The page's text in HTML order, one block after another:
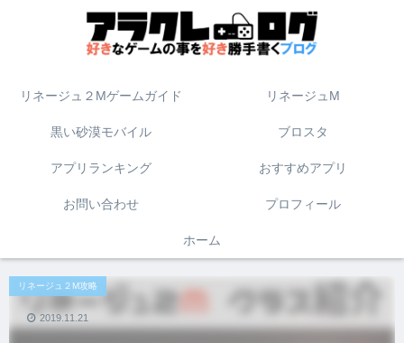
リネージュ２Mゲームガイド リネージュM
黒い砂漠モバイル ブロスタ
アプリランキング おすすめアプリ
お問い合わせ プロフィール
ホーム
リネージュ２M攻略
2019.11.21